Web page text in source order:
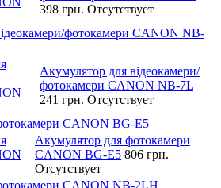
398 грн. Отсутствует
фотокамери CANON NB-
Акумулятор для відеокамери/
фотокамери CANON NB-7L
241 грн. Отсутствует
CANON BG-E5
Акумулятор для фотокамери
CANON BG-E5 806 грн.
Отсутствует
CANON NB-2LH